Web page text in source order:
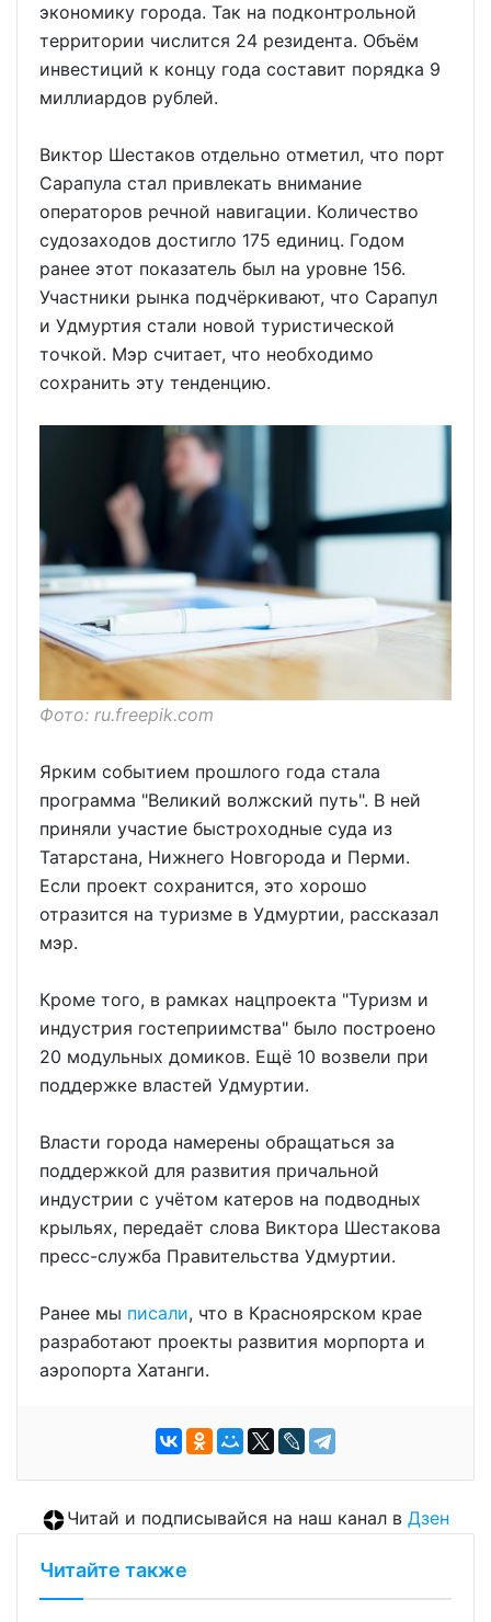
экономику города. Так на подконтрольной
территории числится 24 резидента. Объём
инвестиций к концу года составит порядка 9
миллиардов рублей.
Виктор Шестаков отдельно отметил, что порт
Сарапула стал привлекать внимание
операторов речной навигации. Количество
судозаходов достигло 175 единиц. Годом
ранее этот показатель был на уровне 156.
Участники рынка подчёркивают, что Сарапул
и Удмуртия стали новой туристической
точкой. Мэр считает, что необходимо
сохранить эту тенденцию.
Фото: ru.freepik.com
Ярким событием прошлого года стала
программа "Великий волжский путь". В ней
приняли участие быстроходные суда из
Татарстана, Нижнего Новгорода и Перми.
Если проект сохранится, это хорошо
отразится на туризме в Удмуртии, рассказал
мэр.
Кроме того, в рамках нацпроекта "Туризм и
индустрия гостеприимства" было построено
20 модульных домиков. Ещё 10 возвели при
поддержке властей Удмуртии.
Власти города намерены обращаться за
поддержкой для развития причальной
индустрии с учётом катеров на подводных
крыльях, передаёт слова Виктора Шестакова
пресс-служба Правительства Удмуртии.
Ранее мы писали, что в Красноярском крае
разработают проекты развития морпорта и
аэропорта Хатанги.
Читай и подписывайся на наш канал в Дзен
Читайте также